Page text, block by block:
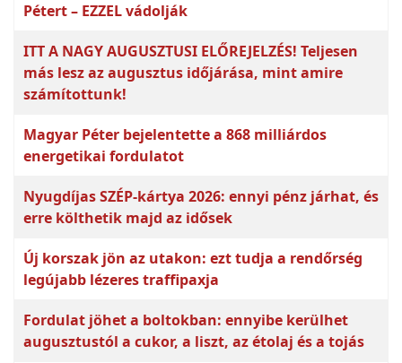
Pétert – EZZEL vádolják
ITT A NAGY AUGUSZTUSI ELŐREJELZÉS! Teljesen
más lesz az augusztus időjárása, mint amire
számítottunk!
Magyar Péter bejelentette a 868 milliárdos
energetikai fordulatot
Nyugdíjas SZÉP-kártya 2026: ennyi pénz járhat, és
erre költhetik majd az idősek
Új korszak jön az utakon: ezt tudja a rendőrség
legújabb lézeres traffipaxja
Fordulat jöhet a boltokban: ennyibe kerülhet
augusztustól a cukor, a liszt, az étolaj és a tojás